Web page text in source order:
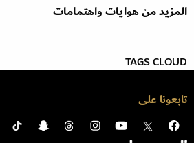
المزيد من هوايات واهتمامات
TAGS CLOUD
تابعونا على